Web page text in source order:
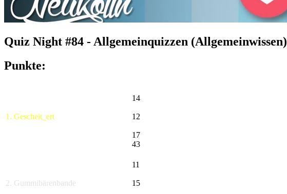
Quiz Night #84 - Allgemeinquizzen (Allgemeinwissen)
Punkte:
1. Gescheit_ert
14
12
17
43
2. Gummibärenbande
11
15